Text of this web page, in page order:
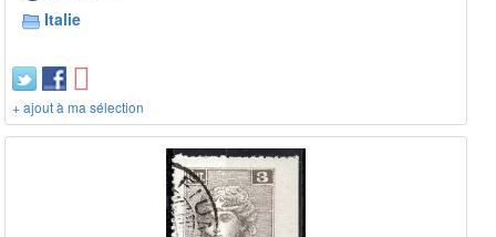
Italie
+ ajout à ma sélection